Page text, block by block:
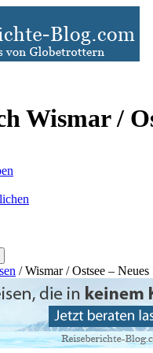
Wismar /
/ Wismar / Ostsee –